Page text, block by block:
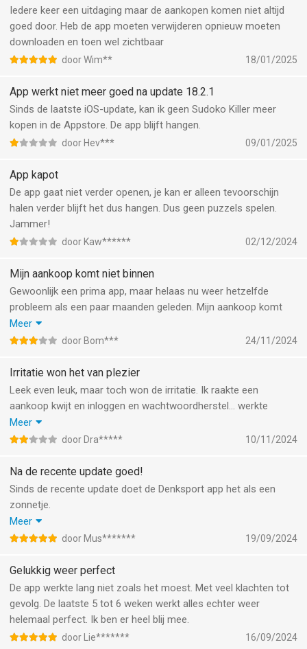
Iedere keer een uitdaging maar de aankopen komen niet altijd
goed door. Heb de app moeten verwijderen opnieuw moeten
downloaden en toen wel zichtbaar
door Wim** 18/01/2025
App werkt niet meer goed na update 18.2.1
Sinds de laatste iOS-update, kan ik geen Sudoko Killer meer
kopen in de Appstore. De app blijft hangen.
door Hev*** 09/01/2025
App kapot
De app gaat niet verder openen, je kan er alleen tevoorschijn
halen verder blijft het dus hangen. Dus geen puzzels spelen.
Jammer!
door Kaw****** 02/12/2024
Mijn aankoop komt niet binnen
Gewoonlijk een prima app, maar helaas nu weer hetzelfde
probleem als een paar maanden geleden. Mijn aankoop komt
niet binnen. Gisteravond een sudoku aangeschaft, maar nu - de
volgende ochtend - nog steeds niet in het overzicht
Meer
door Bom*** 24/11/2024
Irritatie won het van plezier
Leek even leuk, maar toch won de irritatie. Ik raakte een
aankoop kwijt en inloggen en wachtwoordherstel… werkte
allemaal niet en sowieso nogal omslachtig. Dus pech: weg is
weg… Ook irritant: kan alleen in ‘portrait’ op de iPad en is voor
verwijderd en ga op zoek naar betere apps en services.
Meer
door Dra***** 10/11/2024
Na de recente update goed!
Sinds de recente update doet de Denksport app het als een
zonnetje.
Nieuwe puzzels kopen gaat goed en ook is de app tijdens het
puzzelen geen één keer gecrasht.
waard.
Meer
door Mus******* 19/09/2024
Gelukkig weer perfect
De app werkte lang niet zoals het moest. Met veel klachten tot
gevolg. De laatste 5 tot 6 weken werkt alles echter weer
helemaal perfect. Ik ben er heel blij mee.
door Lie******* 16/09/2024